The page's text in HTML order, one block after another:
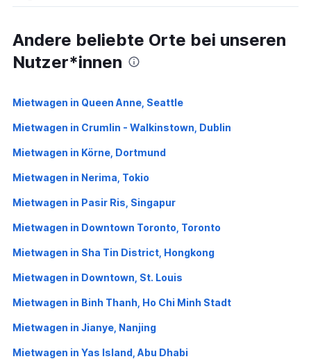
Andere beliebte Orte bei unseren
Nutzer*innen
Mietwagen in Queen Anne, Seattle
Mietwagen in Crumlin - Walkinstown, Dublin
Mietwagen in Körne, Dortmund
Mietwagen in Nerima, Tokio
Mietwagen in Pasir Ris, Singapur
Mietwagen in Downtown Toronto, Toronto
Mietwagen in Sha Tin District, Hongkong
Mietwagen in Downtown, St. Louis
Mietwagen in Binh Thanh, Ho Chi Minh Stadt
Mietwagen in Jianye, Nanjing
Mietwagen in Yas Island, Abu Dhabi